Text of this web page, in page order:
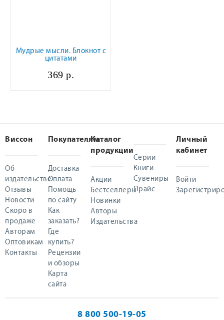
Мудрые мысли. Блокнот с
цитатами
369 р.
Виссон
Об
издательстве
Отзывы
Новости
Скоро в
продаже
Авторам
Оптовикам
Контакты
Покупателям
Доставка
Оплата
Помощь
по сайту
Как
заказать?
Где
купить?
Рецензии
и обзоры
Карта
сайта
Каталог
продукции
Акции
Бестселлеры
Новинки
Авторы
Издательства
Серии
Книги
Сувениры
Прайс
Личный
кабинет
Войти
8 800 500-19-05